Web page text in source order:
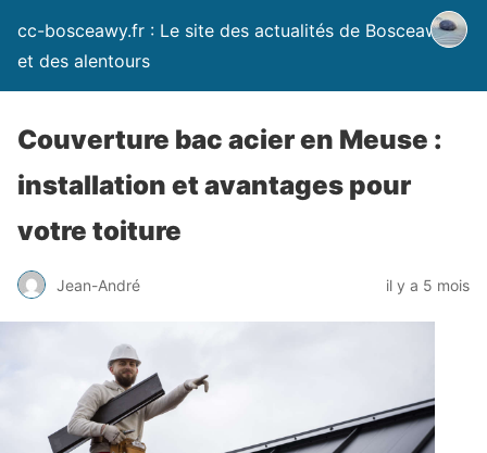
cc-bosceawy.fr : Le site des actualités de Bosceawy
et des alentours
Couverture bac acier en Meuse :
installation et avantages pour
votre toiture
Jean-André il y a 5 mois